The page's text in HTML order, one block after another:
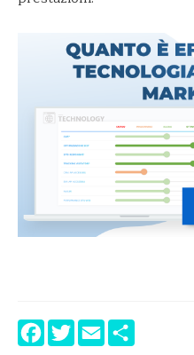
Facebook
Twitter
Email